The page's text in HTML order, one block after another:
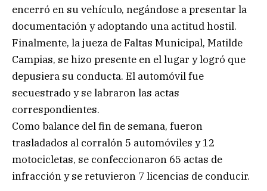
encerró en su vehículo, negándose a presentar la
documentación y adoptando una actitud hostil.
Finalmente, la jueza de Faltas Municipal, Matilde
Campias, se hizo presente en el lugar y logró que
depusiera su conducta. El automóvil fue
secuestrado y se labraron las actas
correspondientes.
Como balance del fin de semana, fueron
trasladados al corralón 5 automóviles y 12
motocicletas, se confeccionaron 65 actas de
infracción y se retuvieron 7 licencias de conducir.